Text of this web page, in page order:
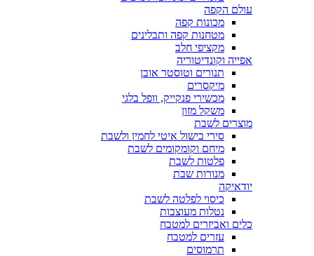
עולם הקפה
מכונות קפה
מטחנות קפה ותבלינים
מקציפי חלב
אפייה וקונדיטוריה
תנורים וטוסטר אובן
מיקסרים
מכשירי פנקייק, וופל בלגי
משקל מזון
מוצרים לשבת
סירי בישול איטי לחמין ולשבת
מיחם וקומקומים לשבת
פלטות לשבת
מנורות שבת
יודאיקה
כיסוי לפלטה לשבת
נטלות מעוצבות
כלים ואביזרים למטבח
עזרים למטבח
תרמוסים